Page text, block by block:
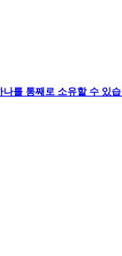
를 통째로 소유할 수 있